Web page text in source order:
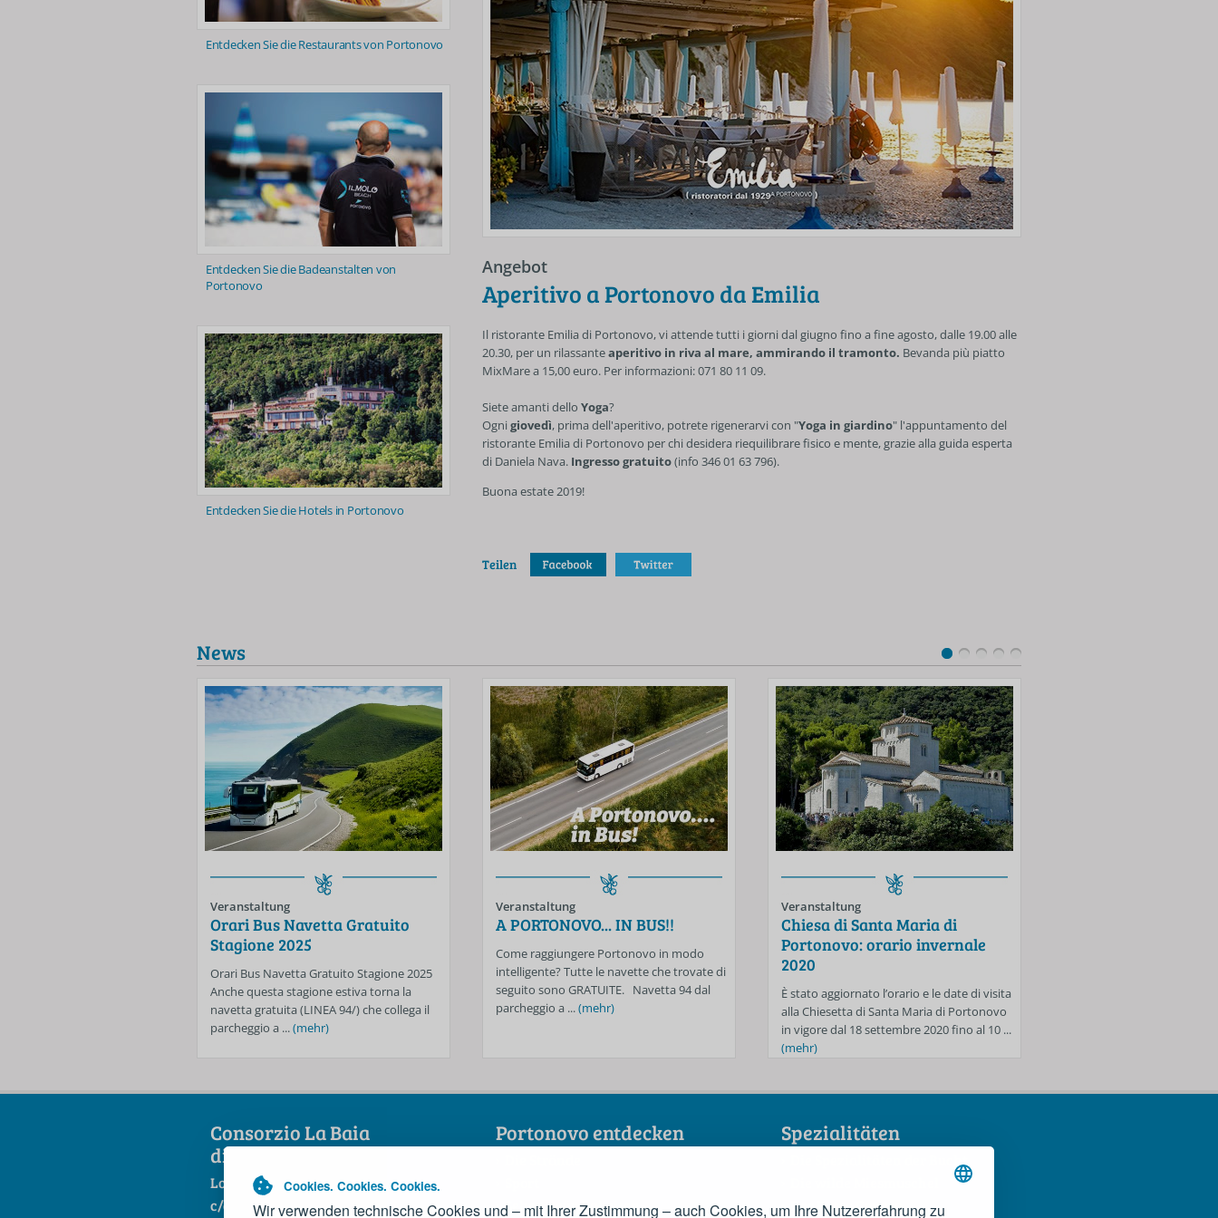
Cookies. Cookies. Cookies.
Wir verwenden technische Cookies und – mit Ihrer Zustimmung – auch Cookies, um Ihre Nutzererfahrung zu
Entdecken Sie die Restaurants von Portonovo
Entdecken Sie die Badeanstalten von
Portonovo
Entdecken Sie die Hotels in Portonovo
Angebot
Aperitivo a Portonovo da Emilia
Il ristorante Emilia di Portonovo, vi attende tutti i giorni dal giugno fino a fine agosto, dalle 19.00 alle
20.30, per un rilassanteaperitivo in riva al mare, ammirando il tramonto. Bevanda più piatto
MixMare a 15,00 euro. Per informazioni: 071 80 11 09.
Siete amanti dello Yoga?
Ognigiovedì, prima dell'aperitivo, potrete rigenerarvi con "Yoga in giardino" l'appuntamento del
ristorante Emilia di Portonovo per chi desidera riequilibrare fisico e mente, grazie alla guida esperta
di Daniela Nava. Ingresso gratuito(info 346 01 63 796).
Buona estate 2019!
Teilen
News
Veranstaltung
Orari Bus Navetta Gratuito
Stagione 2025
Orari Bus Navetta Gratuito Stagione 2025
Anche questa stagione estiva torna la
navetta gratuita (LINEA 94/) che collega il
parcheggio a ...(mehr)
Veranstaltung
A PORTONOVO... IN BUS!!
Come raggiungere Portonovo in modo
intelligente? Tutte le navette che trovate di
seguito sono GRATUITE. Navetta 94 dal
parcheggio a ...(mehr)
Veranstaltung
Chiesa di Santa Maria di
Portonovo: orario invernale
2020
È stato aggiornato l’orario e le date di visita
alla Chiesetta di Santa Maria di Portonovo
in vigore dal 18 settembre 2020 fino al 10 ...
(mehr)
Consorzio La Baia
di Portonovo scarl
Loc. Portonovo
c/o Hotel La Fonte
Portonovo entdecken
Sehenswürdigkeiten
Spezialitäten
Die Spezialitäten der Bucht
Der Rosso Conero